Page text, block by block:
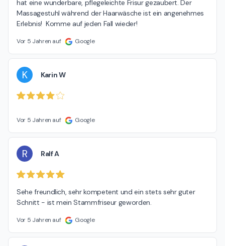
hat eine wunderbare, pflegeleichte Frisur gezaubert. Der
Massagestuhl während der Haarwäsche ist ein angenehmes
Erlebnis!  Komme auf jeden Fall wieder!
Vor 5 Jahren auf Google
K Karin W
Vor 5 Jahren auf Google
R Ralf A
Sehe freundlich, sehr kompetent und ein stets sehr guter
Schnitt - ist mein Stammfriseur geworden.
Vor 5 Jahren auf Google